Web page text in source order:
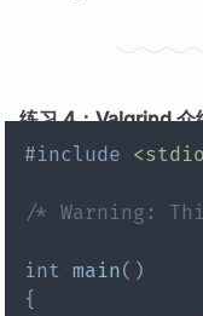
练习 4：Valgrind 介
#include
/* Warning:
int main( )
{